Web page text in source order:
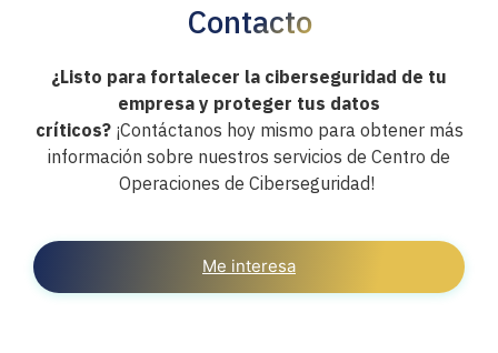
Contacto
¿Listo para fortalecer la ciberseguridad de tu
empresa y proteger tus datos
críticos? ¡Contáctanos hoy mismo para obtener más
información sobre nuestros servicios de Centro de
Operaciones de Ciberseguridad!
Me interesa